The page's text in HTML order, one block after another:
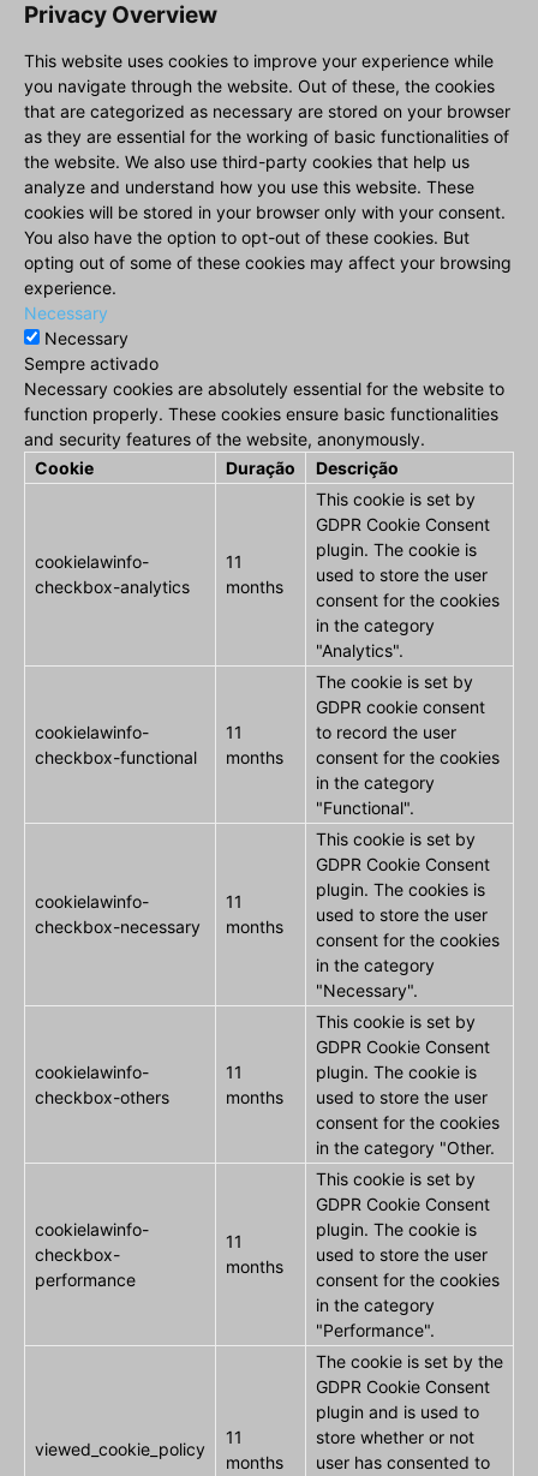
Privacy Overview
This website uses cookies to improve your experience while
you navigate through the website. Out of these, the cookies
that are categorized as necessary are stored on your browser
as they are essential for the working of basic functionalities of
the website. We also use third-party cookies that help us
analyze and understand how you use this website. These
cookies will be stored in your browser only with your consent.
You also have the option to opt-out of these cookies. But
opting out of some of these cookies may affect your browsing
experience.
Necessary
Necessary
Sempre activado
Necessary cookies are absolutely essential for the website to
function properly. These cookies ensure basic functionalities
and security features of the website, anonymously.
Cookie
Duração Descrição
cookielawinfo-
checkbox-analytics
11
months
This cookie is set by
GDPR Cookie Consent
plugin. The cookie is
used to store the user
consent for the cookies
in the category
"Analytics".
cookielawinfo-
checkbox-functional
11
months
The cookie is set by
GDPR cookie consent
to record the user
consent for the cookies
in the category
"Functional".
cookielawinfo-
checkbox-necessary
11
months
This cookie is set by
GDPR Cookie Consent
plugin. The cookies is
used to store the user
consent for the cookies
in the category
"Necessary".
cookielawinfo-
checkbox-others
11
months
This cookie is set by
GDPR Cookie Consent
plugin. The cookie is
used to store the user
consent for the cookies
in the category "Other.
cookielawinfo-
checkbox-
performance
11
months
This cookie is set by
GDPR Cookie Consent
plugin. The cookie is
used to store the user
consent for the cookies
in the category
"Performance".
viewed_cookie_policy
11
months
The cookie is set by the
GDPR Cookie Consent
plugin and is used to
store whether or not
user has consented to